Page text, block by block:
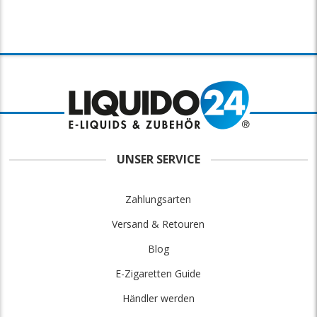
UNSER SERVICE
Zahlungsarten
Versand & Retouren
Blog
E-Zigaretten Guide
Händler werden